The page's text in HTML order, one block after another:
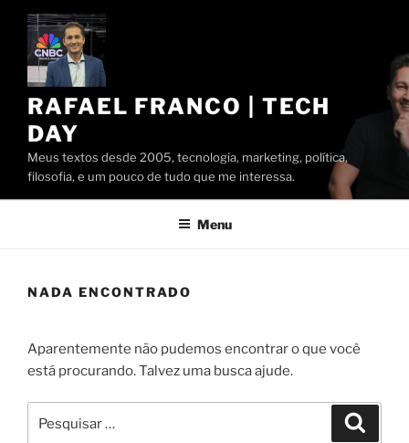
Pular
conteúdo
RAFAEL FRANCO | TECH
DAY
Meus textos desde 2005, tecnologia, marketing, política,
filosofia, e um pouco de tudo que me interessa.
Menu
NADA ENCONTRADO
Aparentemente não pudemos encontrar o que você
está procurando. Talvez uma busca ajude.
por: